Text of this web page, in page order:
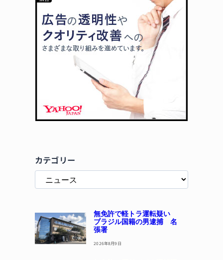
カテゴリー
無免許で軽トラ運転疑い
ブラジル国籍の男逮捕 名
張署
2026年8月9日